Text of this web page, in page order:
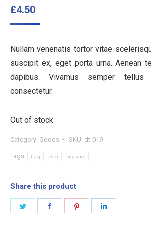
£4.50
Nullam venenatis tortor vitae
suscipit ex, eget porta urna. Aenean
dapibus. Vivamus semper
consectetur.
Out of stock
Category: Goods SKU: dt-019
Tags: bag eco organic
Share this product